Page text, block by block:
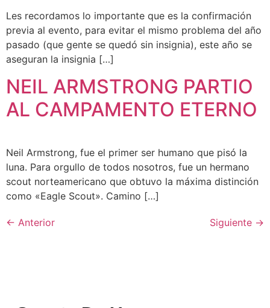
Les recordamos lo importante que es la confirmación
previa al evento, para evitar el mismo problema del año
pasado (que gente se quedó sin insignia), este año se
aseguran la insignia […]
NEIL ARMSTRONG PARTIO
AL CAMPAMENTO ETERNO
Neil Armstrong, fue el primer ser humano que pisó la
luna. Para orgullo de todos nosotros, fue un hermano
scout norteamericano que obtuvo la máxima distinción
como «Eagle Scout». Camino […]
← Anterior Siguiente →